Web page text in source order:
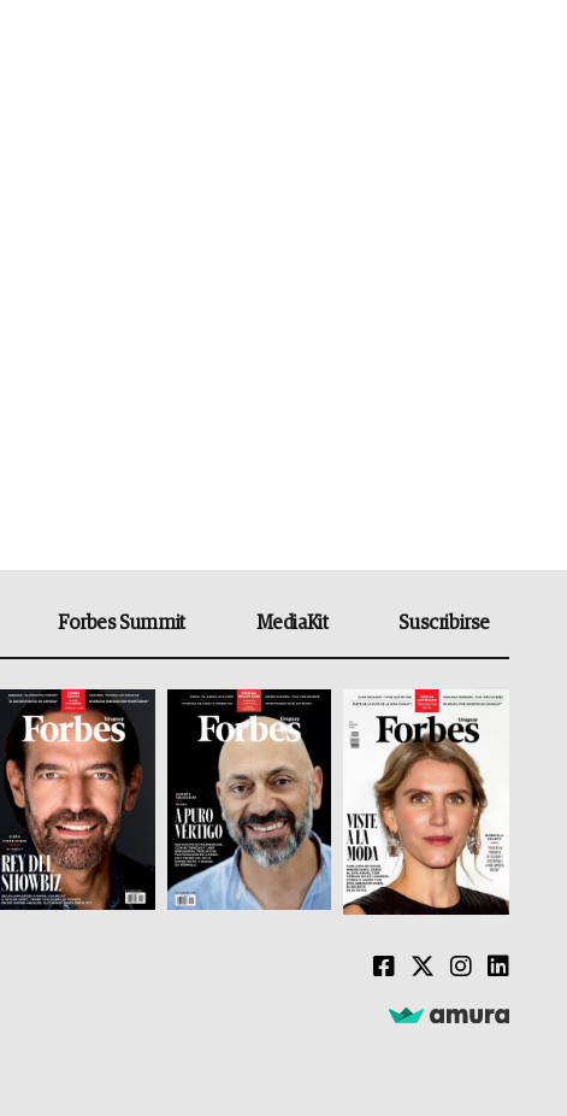
Forbes Summit MediaKit Suscribirse